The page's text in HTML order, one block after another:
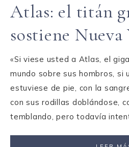
Atlas: el titán
sostiene Nueva
«Si viese usted a Atlas, el
mundo sobre sus hombros, si
estuviese de pie, con la
con sus rodillas doblándose,
temblando, pero todavía